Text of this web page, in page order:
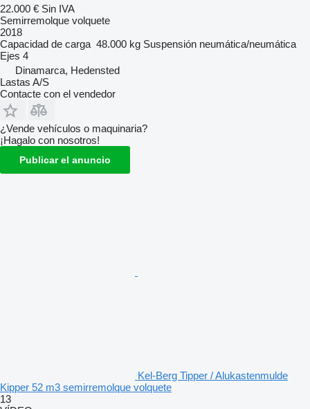
22.000 € Sin IVA
Semirremolque volquete
2018
Capacidad de carga 48.000 kg Suspensión neumática/neumática
Ejes 4
Dinamarca, Hedensted
Lastas A/S
Contacte con el vendedor
¿Vende vehículos o maquinaria?
¡Hagalo con nosotros!
Publicar el anuncio
Kel-Berg Tipper / Alukastenmulde
Kipper 52 m3 semirremolque volquete
13